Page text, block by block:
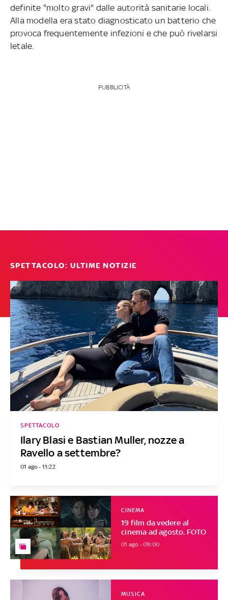
definite "molto gravi" dalle autorità sanitarie locali.
Alla modella era stato diagnosticato un batterio che
provoca frequentemente infezioni e che può rivelarsi
letale.
PUBBLICITÀ
SPETTACOLO: ULTIME NOTIZIE
Ilary Blasi e Bastian Muller, nozze a
Ravello a settembre?
SPETTACOLO
01 ago - 11:22
19 film da vedere al
cinema ad agosto. FOTO
CINEMA
01 ago - 09:00
MUSICA